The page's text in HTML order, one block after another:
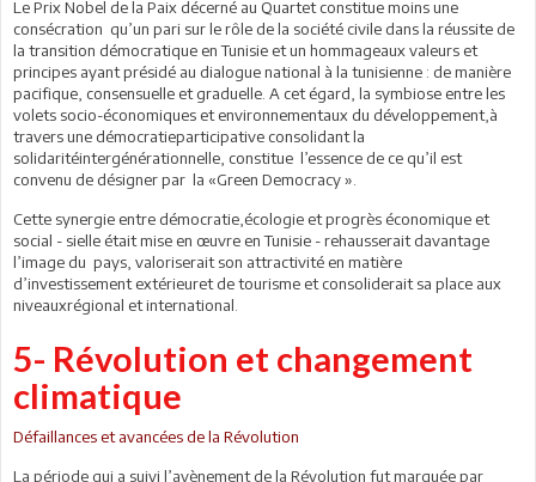
Le Prix Nobel de la Paix décerné au Quartet constitue moins une
consécration qu’un pari sur le rôle de la société civile dans la réussite de
la transition démocratique en Tunisie et un hommageaux valeurs et
principes ayant présidé au dialogue national à la tunisienne : de manière
pacifique, consensuelle et graduelle. A cet égard, la symbiose entre les
volets socio-économiques et environnementaux du développement,à
travers une démocratieparticipative consolidant la
solidaritéintergénérationnelle, constitue l’essence de ce qu’il est
convenu de désigner par la «Green Democracy ».
Cette synergie entre démocratie,écologie et progrès économique et
social - sielle était mise en œuvre en Tunisie - rehausserait davantage
l’image du pays, valoriserait son attractivité en matière
d’investissement extérieuret de tourisme et consoliderait sa place aux
niveauxrégional et international.
5- Révolution et changement
climatique
Défaillances et avancées de la Révolution
La période qui a suivi l’avènement de la Révolution fut marquée par